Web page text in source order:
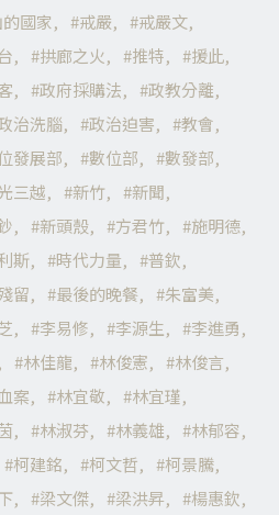
國家 戒嚴
戒嚴文
拱廊之火 推特
援此
政府採購法
政教分離
治洗腦 政治迫害
教會
發展部 數位部
數發部
三越 新竹
新聞
新頭殼 方君竹
施明德
斯 時代力量
普欽
留 最後的晚餐
朱富美
李易修 李源生
李進勇
林佳龍 林俊憲
林俊言
案 林宜敬
林宜瑾
林淑芬 林義雄
林郁容
柯建銘 柯文哲
柯景騰
梁文傑 梁洪昇
楊惠欽